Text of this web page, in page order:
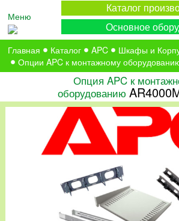
Меню
Каталог
Основное
Главная Каталог APC
Шкафы и
Опции APC к монтажному
Опция APC к
оборудованию